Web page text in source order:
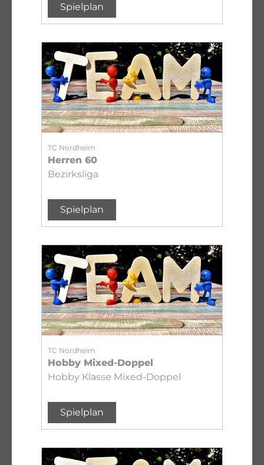
Spielplan
TC Nordheim
Herren 60
Bezirksliga
Spielplan
TC Nordheim
Hobby Mixed-Doppel
Hobby Klasse Mixed-Doppel
Spielplan